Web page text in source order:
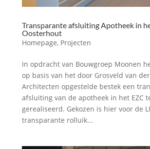
Transparante afsluiting Apotheek in
Oosterhout
Homepage, Projecten
In opdracht van Bouwgroep Moonen
op basis van het door Grosveld van
Architecten opgestelde bestek een
afsluiting van de apotheek in het EZC
gerealiseerd. Gekozen is hier voor de
transparante rolluik...